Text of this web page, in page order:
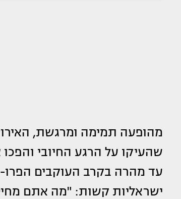
מהופעה תמימה ומרגשת,
שהעיקו על הרגע החיובי
עד מהרה בקרב העוקבים